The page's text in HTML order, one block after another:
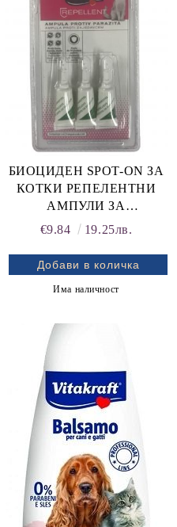
БИОЦИДЕН SPOT-ON ЗА
КОТКИ РЕПЕЛЕНТНИ
АМПУЛИ ЗА
НАКАПВАНЕ 3 бр. x 1 ml
ПАРАЗИТИ
€9.84 19.25лв.
Има наличност